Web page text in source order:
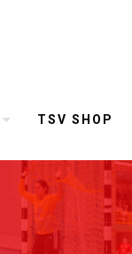
TSV SHOP